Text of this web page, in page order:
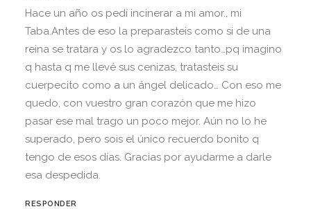
Hace un año os pedí incinerar a mi amor., mi
Taba.Antes de eso la preparasteis como si de una
reina se tratara y os lo agradezco tanto…pq imagino
q hasta q me llevé sus cenizas, tratasteis su
cuerpecito como a un ángel delicado… Con eso me
quedo, con vuestro gran corazón que me hizo
pasar ese mal trago un poco mejor. Aún no lo he
superado, pero sois el único recuerdo bonito q
tengo de esos días. Gracias por ayudarme a darle
esa despedida.
RESPONDER